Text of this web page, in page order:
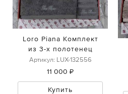
Loro Piana Комплект
из 3-х полотенец
Артикул: LUX-132556
11 000 ₽
Купить